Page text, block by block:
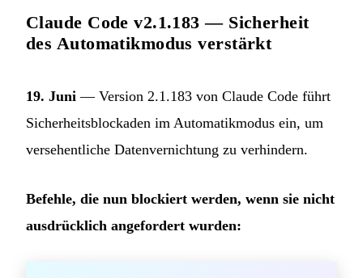
Claude Code v2.1.183 — Sicherheit
des Automatikmodus verstärkt
19. Juni — Version 2.1.183 von Claude Code führt
Sicherheitsblockaden im Automatikmodus ein, um
versehentliche Datenvernichtung zu verhindern.
Befehle, die nun blockiert werden, wenn sie nicht
ausdrücklich angefordert wurden: